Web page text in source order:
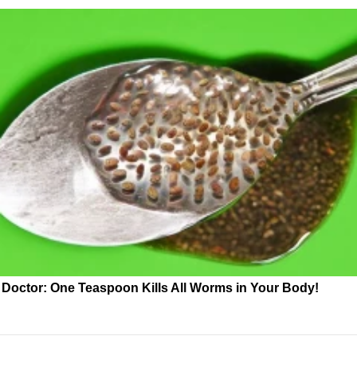
Doctor: One Teaspoon Kills All Worms in Your Body!